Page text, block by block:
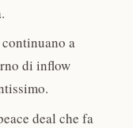
a
di inflow
deal che fa